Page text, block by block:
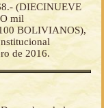
(DIECINUEVE
mil
BOLIVIANOS),
de 2016.